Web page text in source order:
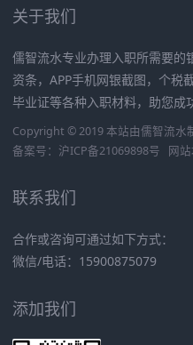
关于我们
儒智流水专业办理入职所需要的
资条，APP手机网银截图，个税
毕业证等各种入职材料，助您成
Copyright © 2019 本站由儒智流水
备案号： 沪ICP备21069898号 网
联系我们
合作或咨询可通过如下方式：
微信/电话：15900875079
添加我们